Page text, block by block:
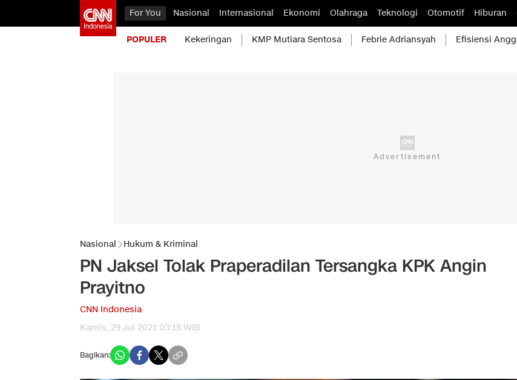
For You Nasional Internasional Ekonomi Olahraga Teknologi Otomotif Hiburan
POPULER Kekeringan KMP Mutiara Sentosa Febrie Adriansyah Efisiensi
Nasional Hukum & Kriminal
PN Jaksel Tolak Praperadilan Tersangka KPK Angin
Prayitno
CNN Indonesia
Kamis, 29 Jul 2021 03:15 WIB
Bagikan: